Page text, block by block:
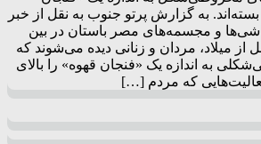
به گزارش پرتو جنوب به نقل از خبر
و مجسمه‌های مصر باستان در بین
۱۵۵۰ تا ۳۰ قبل از میلاد، مردان و زنانی دیده می‌شوند که
به اندازه یک «فنجان قهوه» را بالای
که مردم […]